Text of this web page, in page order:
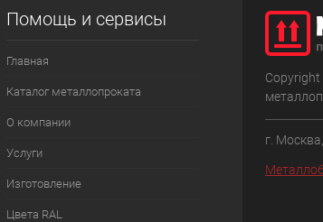
Помощь и сервисы
Главная
Каталог металлопроката
О компании
Услуги
Изготовление
Цвета RAL
г.